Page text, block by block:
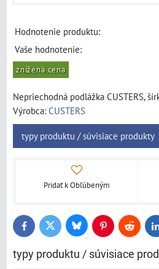
Hodnotenie produktu:
Vaše hodnotenie:
znížená cena
Nepriechodná podlážka CUSTERS,
Výrobca: CUSTERS
typy produktu / súvisiace produkty
Pridať k Obľúbeným
FacebookTwitter BlueskyPinterestReddit
typy produktu / súvisiace